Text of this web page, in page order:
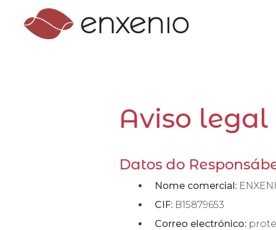
Aviso legal
Datos do
Nome comercial:
CIF: B15879653
Correo electrónico: